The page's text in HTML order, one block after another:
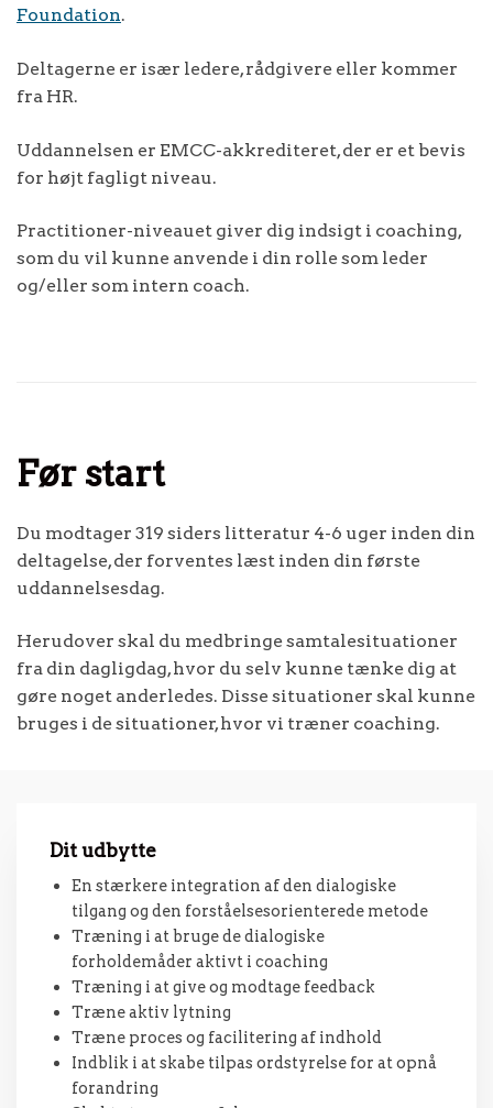
Foundation.
Deltagerne er især ledere, rådgivere eller kommer
fra HR.
Uddannelsen er EMCC-akkrediteret, der er et bevis
for højt fagligt niveau.
Practitioner-niveauet giver dig indsigt i coaching,
som du vil kunne anvende i din rolle som leder
og/eller som intern coach.
Før start
Du modtager 319 siders litteratur 4-6 uger inden din
deltagelse, der forventes læst inden din første
uddannelsesdag.
Herudover skal du medbringe samtalesituationer
fra din dagligdag, hvor du selv kunne tænke dig at
gøre noget anderledes. Disse situationer skal kunne
bruges i de situationer, hvor vi træner coaching.
Dit udbytte
En stærkere integration af den dialogiske
tilgang og den forståelsesorienterede metode
Træning i at bruge de dialogiske
forholdemåder aktivt i coaching
Træning i at give og modtage feedback
Træne aktiv lytning
Træne proces og facilitering af indhold
Indblik i at skabe tilpas ordstyrelse for at opnå
forandring